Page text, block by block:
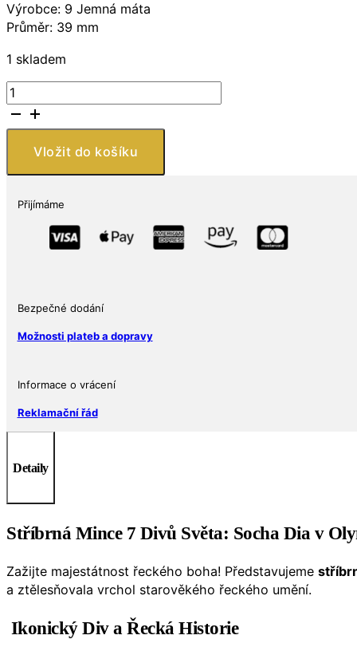
Výrobce: 9 Jemná máta
Průměr: 39 mm
1 skladem
9Fine
Mint
Stříbrná
mince
divů
světa:
Oz
Vložit do košíku
Přijímáme
Bezpečné dodání
Možnosti plateb a dopravy
Informace o vrácení
Reklamační řád
Detaily
Stříbrná Mince7 Divů Světa: Socha Dia v
Zažijte majestátnost řeckého boha! Představujeme
a ztělesňovala vrchol starověkého řeckého umění.
Ikonický Div a Řecká Historie